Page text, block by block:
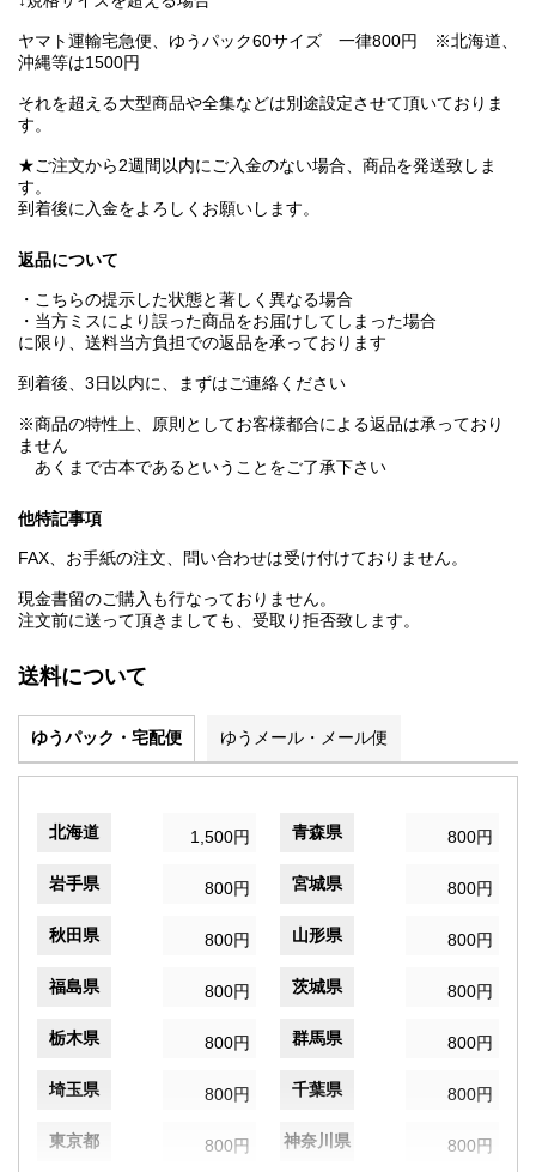
ヤマト運輸宅急便、ゆうパック60サイズ 一律800円 ※北海道、
沖縄等は1500円
それを超える大型商品や全集などは別途設定させて頂いておりま
す。
★ご注文から2週間以内にご入金のない場合、商品を発送致しま
す。
到着後に入金をよろしくお願いします。
返品について
・こちらの提示した状態と著しく異なる場合
・当方ミスにより誤った商品をお届けしてしまった場合
に限り、送料当方負担での返品を承っております
到着後、3日以内に、まずはご連絡ください
※商品の特性上、原則としてお客様都合による返品は承っており
ません
あくまで古本であるということをご了承下さい
他特記事項
FAX、お手紙の注文、問い合わせは受け付けておりません。
現金書留のご購入も行なっておりません。
注文前に送って頂きましても、受取り拒否致します。
送料について
ゆうパック・宅配便 ゆうメール・メール便
北海道 1,500円 青森県 800円
岩手県 800円 宮城県 800円
秋田県 800円 山形県 800円
福島県 800円 茨城県 800円
栃木県 800円 群馬県 800円
埼玉県 800円 千葉県 800円
東京都 800円 神奈川県 800円